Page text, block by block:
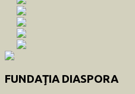
FUNDAŢIA DIASPORA